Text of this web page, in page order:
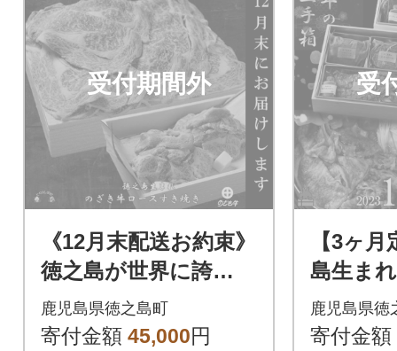
受付期間外
《12月末配送お約束》
徳之島が世界に誇
る“のざき牛”ロース
すき焼きギフト
鹿児島県徳之島町
寄付金額 45,000円
受
【3ヶ
島生ま
牛」贅
定期便
鹿児島県徳
寄付金額